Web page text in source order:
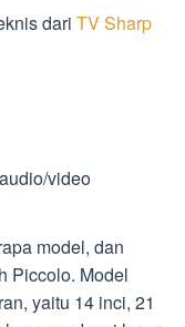
dari TV Sharp
video
model, dan
Piccolo. Model
yaitu 14 inci, 21